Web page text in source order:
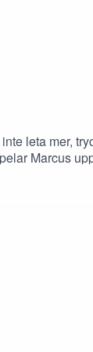
leta mer,
Marcus
om hur
vetja!//